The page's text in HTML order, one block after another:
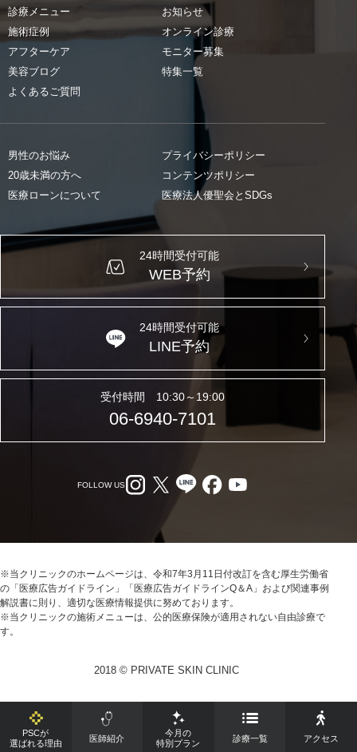
診療メニュー
施術症例
アフターケア
美容ブログ
よくあるご質問
お知らせ
オンライン診療
モニター募集
特集一覧
男性のお悩み
20歳未満の方へ
医療ローンについて
プライバシーポリシー
コンテンツポリシー
医療法人優聖会とSDGs
24時間受付可能
WEB予約
24時間受付可能
LINE予約
受付時間 10:30～19:00
06-6940-7101
FOLLOW US
※当クリニックのホームページは、令和7年3月11日付改訂を含む厚生労働省
の「医療広告ガイドライン」「医療広告ガイドラインQ＆A」および関連事例
解説書に則り、適切な医療情報提供に努めております。
※当クリニックの施術メニューは、公的医療保険が適用されない自由診療で
す。
2018 © PRIVATE SKIN CLINIC
PSCが
選ばれる理由
医師紹介
今月の
特別プラン
診療一覧 アクセス